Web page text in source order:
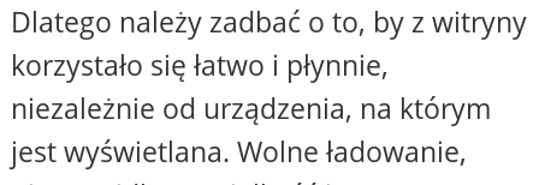
Dlatego należy zadbać o to, by z witryny
korzystało się łatwo i płynnie,
niezależnie od urządzenia, na którym
jest wyświetlana. Wolne ładowanie,